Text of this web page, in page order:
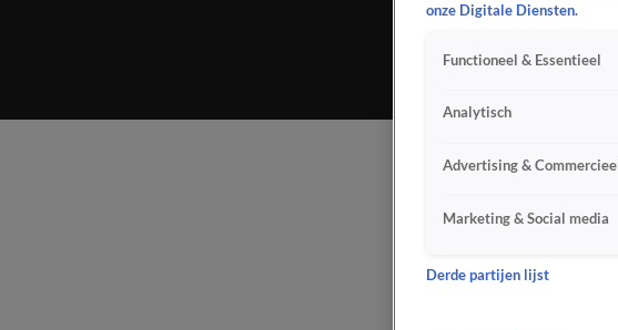
onze Digitale Diensten.
Functioneel & Essentieel
Analytisch
Advertising & Commercieel
Marketing & Social media
Derde partijen lijst